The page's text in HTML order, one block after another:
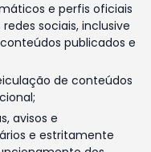
e perfis oficiais
sociais, inclusive
publicados e
de conteúdos
avisos e
e estritamente